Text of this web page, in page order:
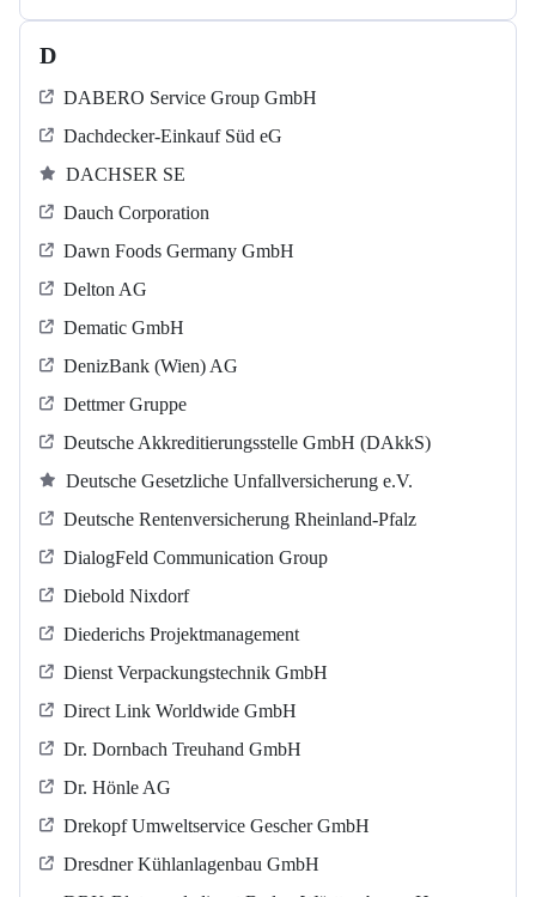
D
DABERO Service Group GmbH
Dachdecker-Einkauf Süd eG
DACHSER SE
Dauch Corporation
Dawn Foods Germany GmbH
Delton AG
Dematic GmbH
DenizBank (Wien) AG
Dettmer Gruppe
Deutsche Akkreditierungsstelle GmbH (DAkkS)
Deutsche Gesetzliche Unfallversicherung e.V.
Deutsche Rentenversicherung Rheinland-Pfalz
DialogFeld Communication Group
Diebold Nixdorf
Diederichs Projektmanagement
Dienst Verpackungstechnik GmbH
Direct Link Worldwide GmbH
Dr. Dornbach Treuhand GmbH
Dr. Hönle AG
Drekopf Umweltservice Gescher GmbH
Dresdner Kühlanlagenbau GmbH